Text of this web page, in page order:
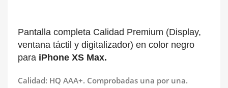
Pantalla completa Calidad Premium (Display,
ventana táctil y digitalizador) en color negro
para iPhone XS Max.
Calidad: HQ AAA+. Comprobadas una por una.